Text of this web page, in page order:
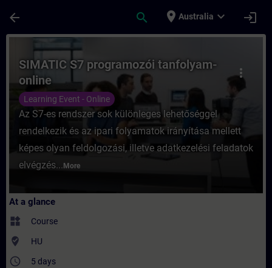
arrow_back search place Australia expand_more login
Course - SIMATIC S7 programozói
more_vert
SIMATIC S7 programozói tanfolyam-
online
Learning Event - Online
Az S7-es rendszer sok különleges lehetőséggel
rendelkezik és az ipari folyamatok irányítása mellett
képes olyan feldolgozási, illetve adatkezelési feladatok
elvégzés... More
At a glance
widgets Course
where_to_vote HU
access_time 5 days